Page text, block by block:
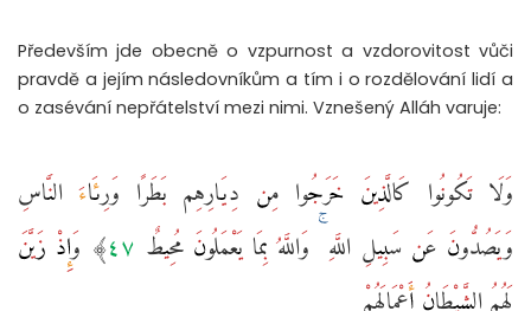
Především jde obecně o vzpurnost a vzdorovitost vůči
pravdě a jejím následovníkům a tím i o rozdělování lidí a
o zasévání nepřátelství mezi nimi. Vznešený Alláh varuje:
وَلَا تَكُونُوا كَالَّذِينَ خَرَجُوا مِن دِيَارِهِم بَطَرًا وَرِئَاءَ النَّاسِ
وَيَصُدُّونَ عَن سَبِيلِ اللَّهِ ۚ وَاللَّهُ بِمَا يَعْمَلُونَ مُحِيطٌ ٤٧﴾‏ وَإِذْ زَيَّنَ
لَهُمُ الشَّيْطَانُ أَعْمَالَهُمْ